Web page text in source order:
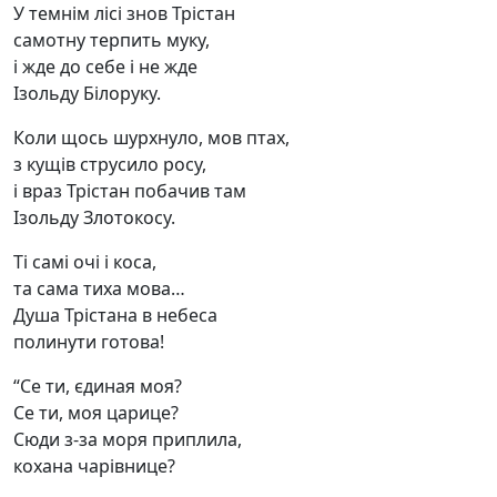
У темнім лісі знов Трістан
самотну терпить муку,
і жде до себе і не жде
Ізольду Білоруку.
Коли щось шурхнуло, мов птах,
з кущів струсило росу,
і враз Трістан побачив там
Ізольду Злотокосу.
Ті самі очі і коса,
та сама тиха мова…
Душа Трістана в небеса
полинути готова!
“Се ти, єдиная моя?
Се ти, моя царице?
Сюди з-за моря приплила,
кохана чарівнице?